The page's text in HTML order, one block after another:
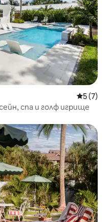
Средна
5 (7)
спа и голф игрище